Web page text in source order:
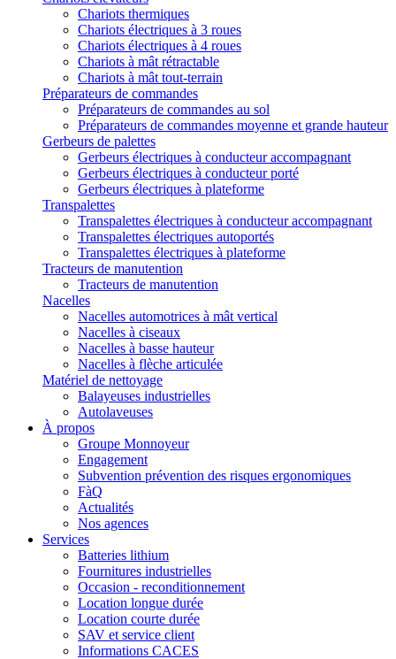
Chariots thermiques
Chariots électriques à 3 roues
Chariots électriques à 4 roues
Chariots à mât rétractable
Chariots à mât tout-terrain
Préparateurs de commandes
Préparateurs de commandes au sol
Préparateurs de commandes moyenne et grande hauteur
Gerbeurs de palettes
Gerbeurs électriques à conducteur accompagnant
Gerbeurs électriques à conducteur porté
Gerbeurs électriques à plateforme
Transpalettes
Transpalettes électriques à conducteur accompagnant
Transpalettes électriques autoportés
Transpalettes électriques à plateforme
Tracteurs de manutention
Tracteurs de manutention
Nacelles
Nacelles automotrices à mât vertical
Nacelles à ciseaux
Nacelles à basse hauteur
Nacelles à flèche articulée
Matériel de nettoyage
Balayeuses industrielles
Autolaveuses
À propos
Groupe Monnoyeur
Engagement
Subvention prévention des risques ergonomiques
FàQ
Actualités
Nos agences
Services
Batteries lithium
Fournitures industrielles
Occasion - reconditionnement
Location longue durée
Location courte durée
SAV et service client
Informations CACES